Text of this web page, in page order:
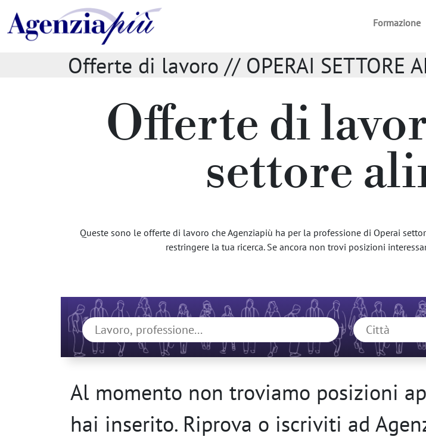
Formazione
Offerte di lavoro // OPERAI SETTORE
Offerte di
settore
Queste sono le offerte di lavoro che Agenziapiù ha per la professione di Operai
restringere la tua ricerca. Se ancora non trovi posizioni
Al momento non troviamo posizioni
hai inserito. Riprova o iscriviti ad